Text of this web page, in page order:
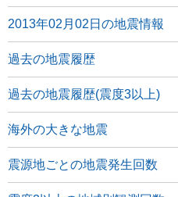
2013年02月02日の地震情報
過去の地震履歴
過去の地震履歴(震度3以上)
海外の大きな地震
震源地ごとの地震発生回数